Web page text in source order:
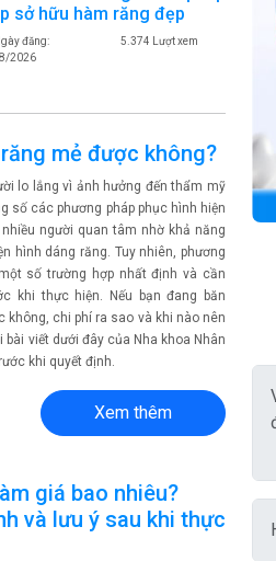
sở hữu hàm răng đẹp
đăng:
2026
5.374 Lượt xem
mẻ được không?
lo lắng vì ảnh hưởng đến thẩm mỹ
số các phương pháp phục hình hiện
người quan tâm nhờ khả năng
hình dáng răng. Tuy nhiên, phương
số trường hợp nhất định và cần
khi thực hiện. Nếu bạn đang băn
không, chi phí ra sao và khi nào nên
viết dưới đây của Nha khoa Nhân
khi quyết định.
Xem thêm
giá bao nhiêu?
và lưu ý sau khi thực